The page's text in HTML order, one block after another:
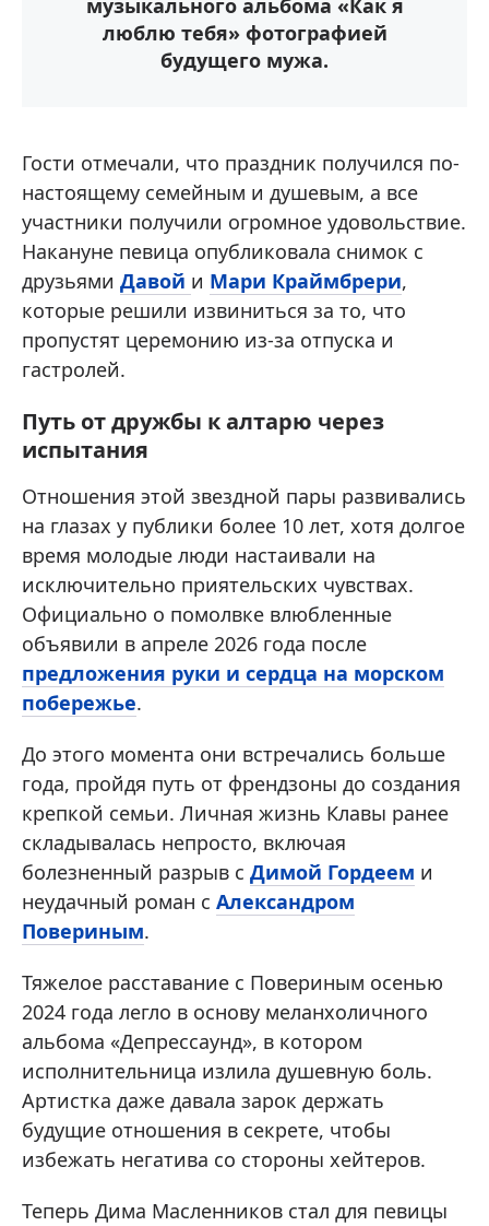
музыкального альбома «Как я
люблю тебя» фотографией
будущего мужа.
Гости отмечали, что праздник получился по-
настоящему семейным и душевым, а все
участники получили огромное удовольствие.
Накануне певица опубликовала снимок с
друзьями Давой и Мари Краймбрери,
которые решили извиниться за то, что
пропустят церемонию из-за отпуска и
гастролей.
Путь от дружбы к алтарю через
испытания
Отношения этой звездной пары развивались
на глазах у публики более 10 лет, хотя долгое
время молодые люди настаивали на
исключительно приятельских чувствах.
Официально о помолвке влюбленные
объявили в апреле 2026 года после
предложения руки и сердца на морском
побережье.
До этого момента они встречались больше
года, пройдя путь от френдзоны до создания
крепкой семьи. Личная жизнь Клавы ранее
складывалась непросто, включая
болезненный разрыв с Димой Гордеем и
неудачный роман с Александром
Повериным.
Тяжелое расставание с Повериным осенью
2024 года легло в основу меланхоличного
альбома «Депрессаунд», в котором
исполнительница излила душевную боль.
Артистка даже давала зарок держать
будущие отношения в секрете, чтобы
избежать негатива со стороны хейтеров.
Теперь Дима Масленников стал для певицы